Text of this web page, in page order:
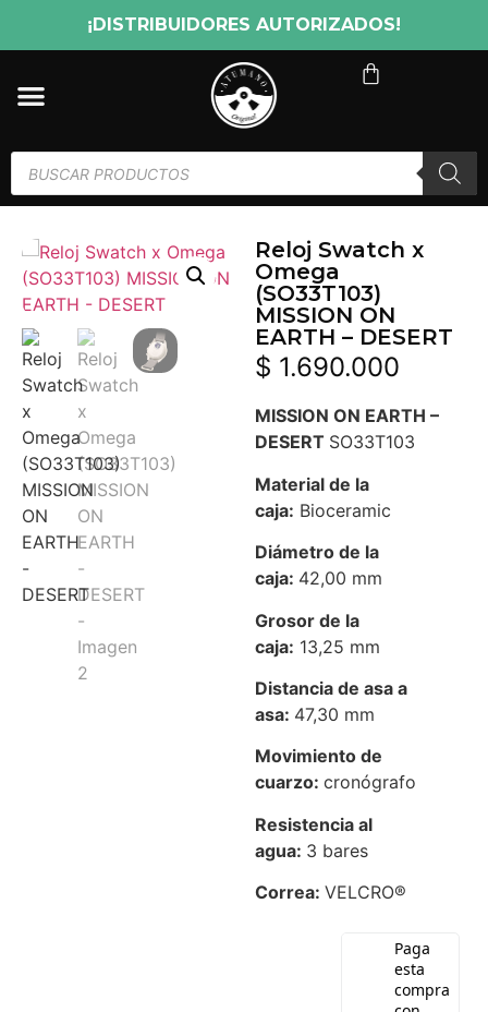
¡DISTRIBUIDORES AUTORIZADOS!
Reloj Swatch x
Omega
(SO33T103)
MISSION ON
EARTH – DESERT
$ 1.690.000
MISSION ON EARTH –
DESERT SO33T103
Material de la
caja: Bioceramic
Diámetro de la
caja: 42,00 mm
Grosor de la
caja: 13,25 mm
Distancia de asa a
asa: 47,30 mm
Movimiento de
cuarzo: cronógrafo
Resistencia al
agua: 3 bares
Correa: VELCRO®